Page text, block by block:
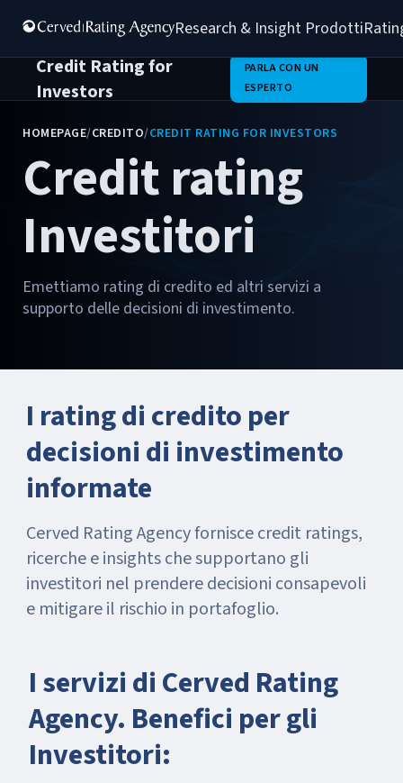
Research & Insight Prodotti
Credit Rating for
Investors
PARLA CON UN
ESPERTO
HOMEPAGE/CREDITO/CREDIT RATING FOR INVESTORS
Credit rating
Investitori
Emettiamo rating di credito ed altri servizi a
supporto delle decisioni di investimento.
I rating di credito per
decisioni di investimento
informate
Cerved Rating Agency fornisce credit ratings,
ricerche e insights che supportano gli
investitori nel prendere decisioni consapevoli
e mitigare il rischio in portafoglio.
I servizi di Cerved Rating
Agency. Benefici per gli
Investitori: